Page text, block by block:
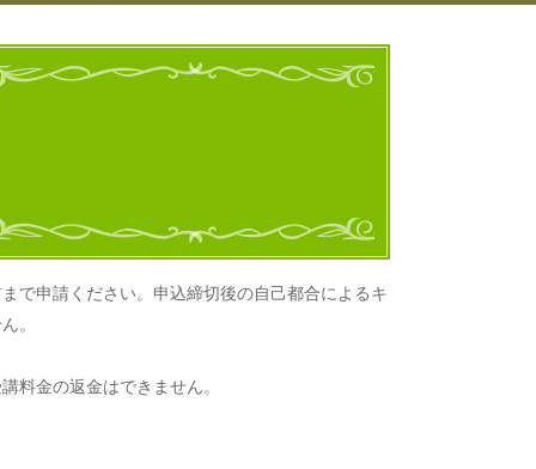
で申請ください。申込締切後の自己都合によるキ
。
料金の返金はできません。